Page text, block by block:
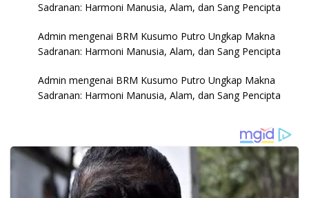
Sadranan: Harmoni Manusia, Alam, dan Sang Pencipta
Admin mengenai BRM Kusumo Putro Ungkap Makna
Sadranan: Harmoni Manusia, Alam, dan Sang Pencipta
Admin mengenai BRM Kusumo Putro Ungkap Makna
Sadranan: Harmoni Manusia, Alam, dan Sang Pencipta